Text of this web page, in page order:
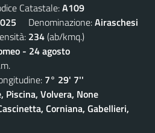
Catastale:A109
Denominazione:Airaschesi
234(ab/kmq.)
- 24 agosto
7° 29' 7''
Piscina, Volvera, None
Corniana, Gabellieri,